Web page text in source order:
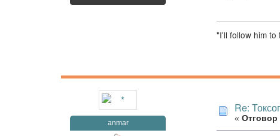
"I'll follow him
anmar
Re:
« Отговор